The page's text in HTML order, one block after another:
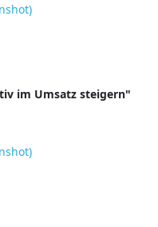
im Umsatz steigern"